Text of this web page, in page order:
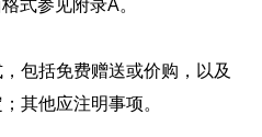
式参见附录A。
包括免费赠送或价购，以及
其他应注明事项。